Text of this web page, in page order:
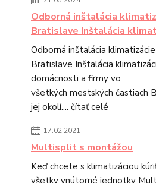
Odborná inštalácia
Bratislave Inštalácia
Odborná inštalácia
Bratislave Inštalácia
domácnosti a firmy vo
všetkých mestských častiach
jej okolí.... čítať celé
17.02.2021
Multisplit s montážou
Keď chcete s klimatizáciou
všetky vnútorné jednotky